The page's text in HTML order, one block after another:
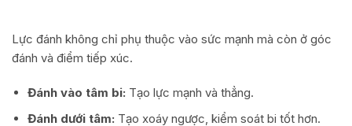
Lực đánh không chỉ phụ thuộc vào sức mạnh mà còn ở góc
đánh và điểm tiếp xúc.
Đánh vào tâm bi: Tạo lực mạnh và thẳng.
Đánh dưới tâm: Tạo xoáy ngược, kiểm soát bi tốt hơn.